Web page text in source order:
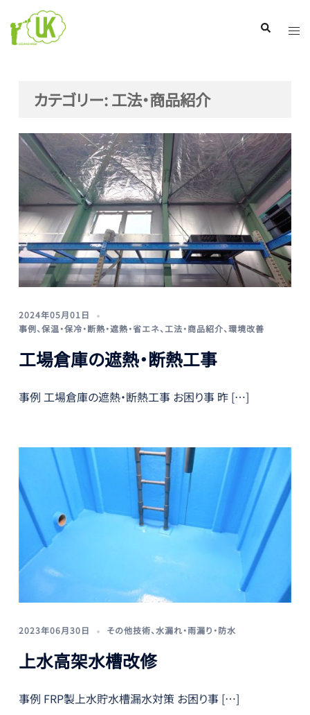
検
索
ト
ー
カテゴリー:工法・商品紹介
2024年05月01日
事例、保温・保冷・断熱・遮熱・省エネ、 工法・商品紹介、環境改善
工場倉庫の遮熱・断熱工事
事例 工場倉庫の遮熱・断熱工事 お困り事 昨 […]
2023年06月30日 その他技術、水漏れ・雨漏り・防水
上水高架水槽改修
事例 FRP製上水貯水槽漏水対策 お困り事 […]